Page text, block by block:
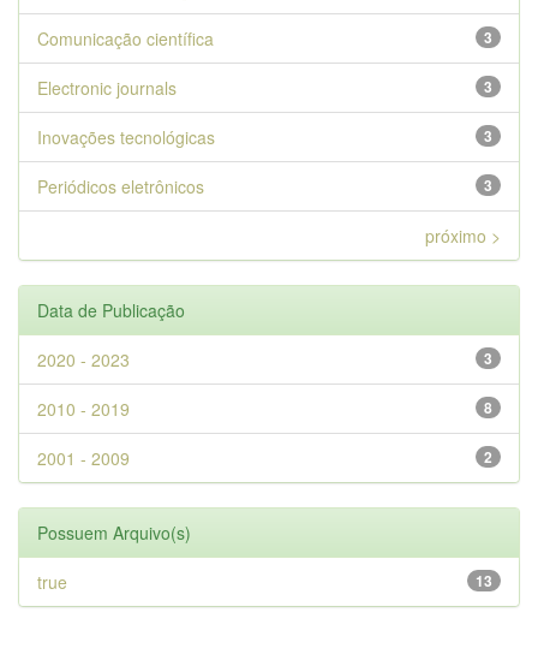
3
Comunicação científica
3
Electronic journals
3
Inovações tecnológicas
3
Periódicos eletrônicos
próximo >
Data de Publicação
3
2020 - 2023
8
2010 - 2019
2
2001 - 2009
Possuem Arquivo(s)
13
true